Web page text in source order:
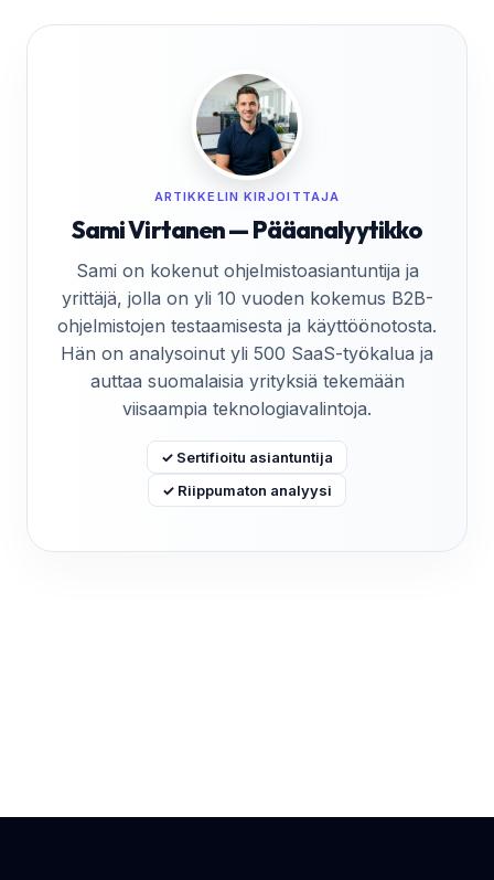
ARTIKKELIN KIRJOITTAJA
Sami Virtanen — Pääanalyytikko
Sami on kokenut ohjelmistoasiantuntija ja
yrittäjä, jolla on yli 10 vuoden kokemus B2B-
ohjelmistojen testaamisesta ja käyttöönotosta.
Hän on analysoinut yli 500 SaaS-työkalua ja
auttaa suomalaisia yrityksiä tekemään
viisaampia teknologiavalintoja.
✓ Sertifioitu asiantuntija
✓ Riippumaton analyysi